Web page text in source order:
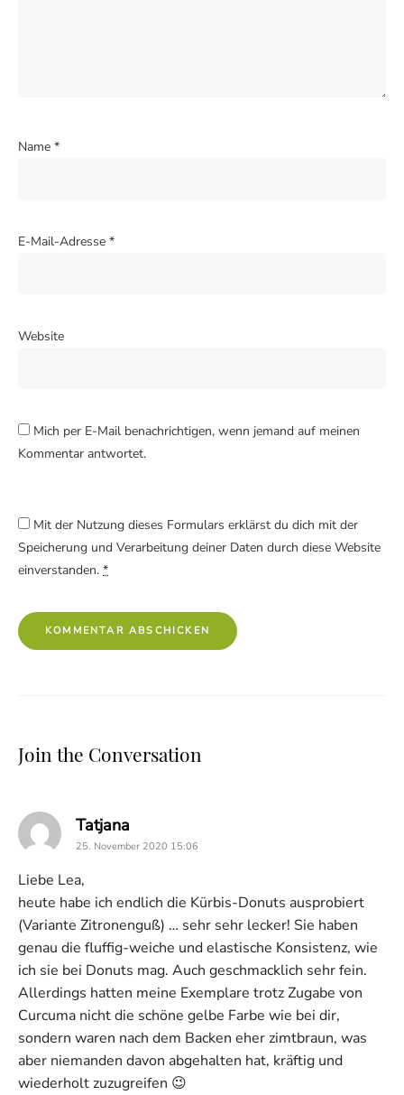
Name *
E-Mail-Adresse *
Website
Mich per E-Mail benachrichtigen, wenn jemand auf meinen
Kommentar antwortet.
Mit der Nutzung dieses Formulars erklärst du dich mit der
Speicherung und Verarbeitung deiner Daten durch diese Website
einverstanden. *
Join the Conversation
Tatjana
25. November 2020 15:06
Liebe Lea,
heute habe ich endlich die Kürbis-Donuts ausprobiert
(Variante Zitronenguß) … sehr sehr lecker! Sie haben
genau die fluffig-weiche und elastische Konsistenz, wie
ich sie bei Donuts mag. Auch geschmacklich sehr fein.
Allerdings hatten meine Exemplare trotz Zugabe von
Curcuma nicht die schöne gelbe Farbe wie bei dir,
sondern waren nach dem Backen eher zimtbraun, was
aber niemanden davon abgehalten hat, kräftig und
wiederholt zuzugreifen 😉